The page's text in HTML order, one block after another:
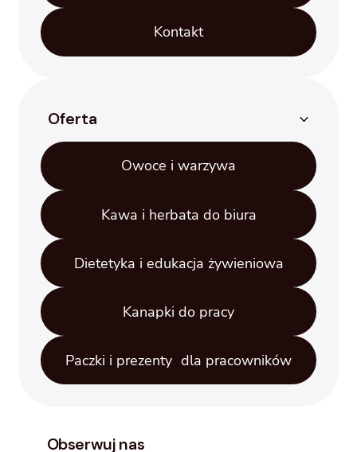
Kontakt
Oferta
Owoce i warzywa
Kawa i herbata do biura
Dietetyka i edukacja żywieniowa
Kanapki do pracy
Paczki i prezenty dla pracowników
Obserwuj nas